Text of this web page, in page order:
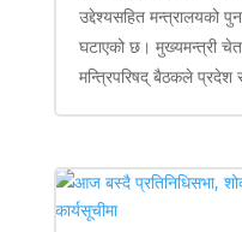
उद्देश्यसहित मन्त्रालयको
घटाएको छ। मुख्यमन्त्री
मन्त्रिपरिषद् बैठकले प्रदेश